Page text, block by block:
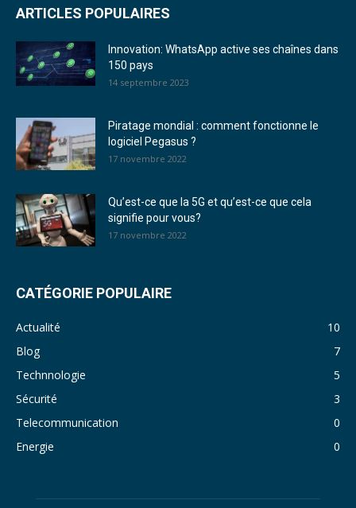
ARTICLES POPULAIRES
Innovation: WhatsApp active ses chaînes dans
150 pays
14 septembre 2023
Piratage mondial : comment fonctionne le
logiciel Pegasus ?
17 novembre 2022
Qu’est-ce que la 5G et qu’est-ce que cela
signifie pour vous?
17 novembre 2022
CATÉGORIE POPULAIRE
Actualité
10
Blog
7
Technnologie
5
Sécurité
3
Telecommunication
0
Energie
0